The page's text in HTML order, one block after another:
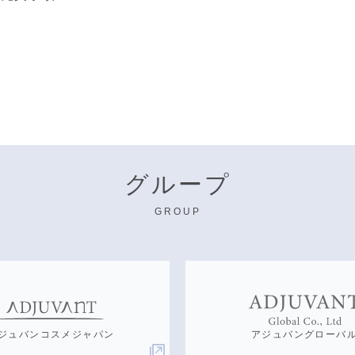
グループ
GROUP
ュバンコスメジャパン アジュバングローバ